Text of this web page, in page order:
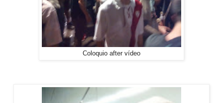
Coloquio after vídeo